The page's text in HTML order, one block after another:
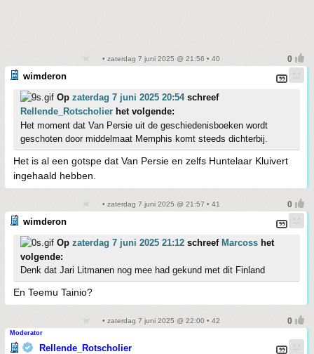
• zaterdag 7 juni 2025 @ 21:56 • 40
wimderon
Op zaterdag 7 juni 2025 20:54schreef
Rellende_Rotscholier het volgende:
Het moment dat Van Persie uit de geschiedenisboeken wordt
geschoten door middelmaat Memphis komt steeds dichterbij.
Het is al een gotspe dat Van Persie en zelfs Huntelaar Kluivert
ingehaald hebben.
• zaterdag 7 juni 2025 @ 21:57 • 41
wimderon
Op zaterdag 7 juni 2025 21:12 schreef Marcoss het
volgende:
Denk dat Jari Litmanen nog mee had gekund met dit Finland
En Teemu Tainio?
• zaterdag 7 juni 2025 @ 22:00 • 42
Moderator
Rellende_Rotscholier